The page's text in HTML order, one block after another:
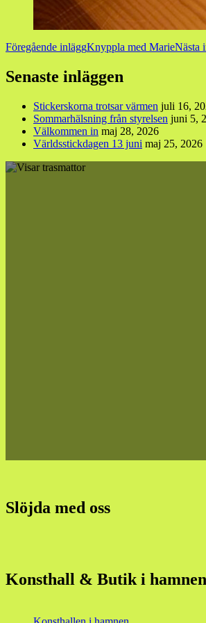
Inläggsnavigering
Föregående inläggKnyppla med MarieNästa
Senaste inläggen
Stickerskorna trotsar värmen juli 16,
Sommarhälsning från styrelsen juni 5,
Välkommen in maj 28, 2026
Världsstickdagen 13 juni maj 25, 2026
Slöjda med oss
Konsthall & Butik i hamnen